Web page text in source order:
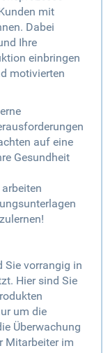
mit
Dabei
Ihre
einbringen
motivierten
auf eine
Gesundheit
Sie vorrangig in
Hier sind Sie
um die
Überwachung
Mitarbeiter im